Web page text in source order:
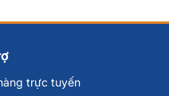
trực tuyến